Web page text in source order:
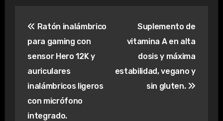
de
entradas
Ratón inalámbrico
para gaming con
sensor Hero 12K y
auriculares
inalámbricos ligeros
con micrófono
integrado.
Suplemento de
vitamina A en alta
dosis y máxima
estabilidad, vegano y
sin gluten.